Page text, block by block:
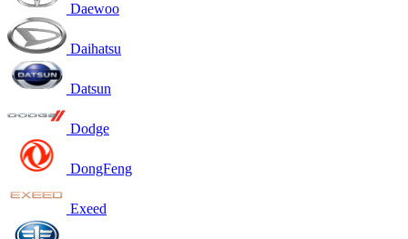
Daewoo
Daihatsu
Datsun
Dodge
DongFeng
Exeed